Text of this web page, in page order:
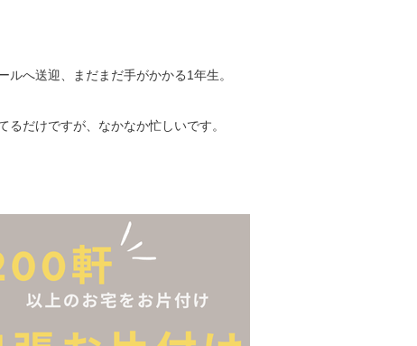
へ送迎、まだまだ手がかかる1年生。
るだけですが、なかなか忙しいです。